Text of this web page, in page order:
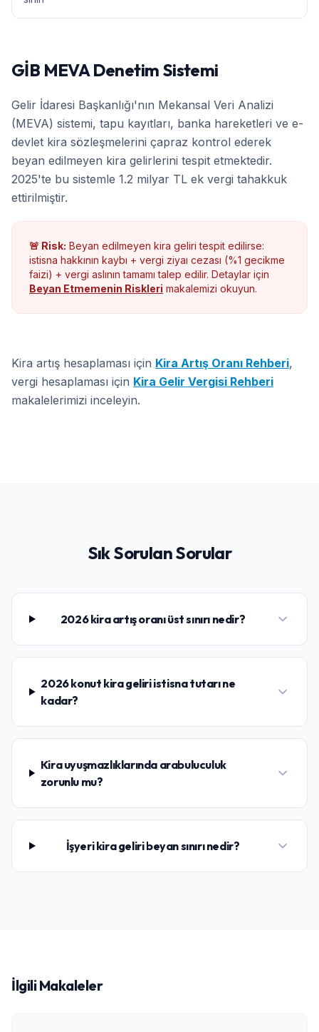
GİB MEVA Denetim Sistemi
Gelir İdaresi Başkanlığı'nın Mekansal Veri Analizi
(MEVA) sistemi, tapu kayıtları, banka hareketleri ve e-
devlet kira sözleşmelerini çapraz kontrol ederek
beyan edilmeyen kira gelirlerini tespit etmektedir.
2025'te bu sistemle 1.2 milyar TL ek vergi tahakkuk
ettirilmiştir.
🚨 Risk: Beyan edilmeyen kira geliri tespit edilirse:
istisna hakkının kaybı + vergi ziyaı cezası (%1 gecikme
faizi) + vergi aslının tamamı talep edilir. Detaylar için
Beyan Etmemenin Riskleri makalemizi okuyun.
Kira artış hesaplaması için Kira Artış Oranı Rehberi,
vergi hesaplaması için Kira Gelir Vergisi Rehberi
makalelerimizi inceleyin.
Sık Sorulan Sorular
2026 kira artış oranı üst sınırı nedir?
2026 konut kira geliri istisna tutarı ne
kadar?
Kira uyuşmazlıklarında arabuluculuk
zorunlu mu?
İşyeri kira geliri beyan sınırı nedir?
İlgili Makaleler